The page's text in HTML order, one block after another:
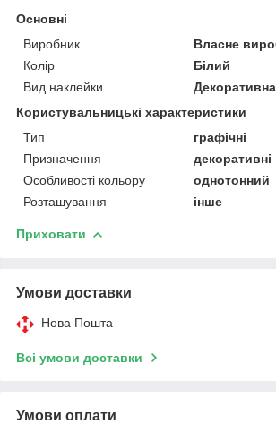
Основні
Виробник
Власне
Колір
Білий
Вид наклейки
Декоративна
Користувальницькі характеристики
Тип
графічні
Призначення
декоративні
Особливості кольору
однотонний
Розташування
інше
Приховати
Умови доставки
Нова Пошта
Всі умови доставки
Умови оплати